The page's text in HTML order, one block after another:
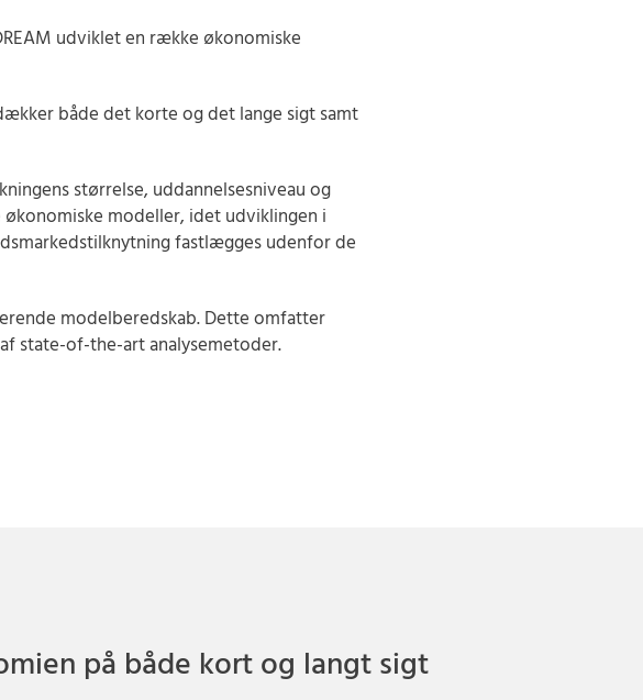
udviklet en række økonomiske
både det korte og det lange sigt samt
størrelse, uddannelsesniveau og
modeller, idet udviklingen i
fastlægges udenfor de
modelberedskab. Dette omfatter
state-of-the-art analysemetoder.
på både kort og langt sigt